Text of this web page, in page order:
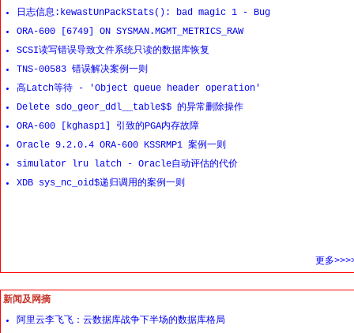
日志信息:kewastUnPackStats(): bad magic 1 - Bug
ORA-600 [6749] ON SYSMAN.MGMT_METRICS_RAW
SCSI读写错误导致文件系统只读的数据库恢复
TNS-00583 错误解决案例一则
高Latch等待 - 'Object queue header operation'
Delete sdo_geor_ddl__table$$ 的异常删除操作
ORA-600 [kghasp1] 引致的PGA内存故障
Oracle 9.2.0.4 ORA-600 KSSRMP1 案例一则
simulator lru latch - Oracle自动评估的代价
XDB sys_nc_oid$递归调用的案例一则
更多
新闻及网摘
阿里云李飞飞：云数据库战争下半场的数据库格局